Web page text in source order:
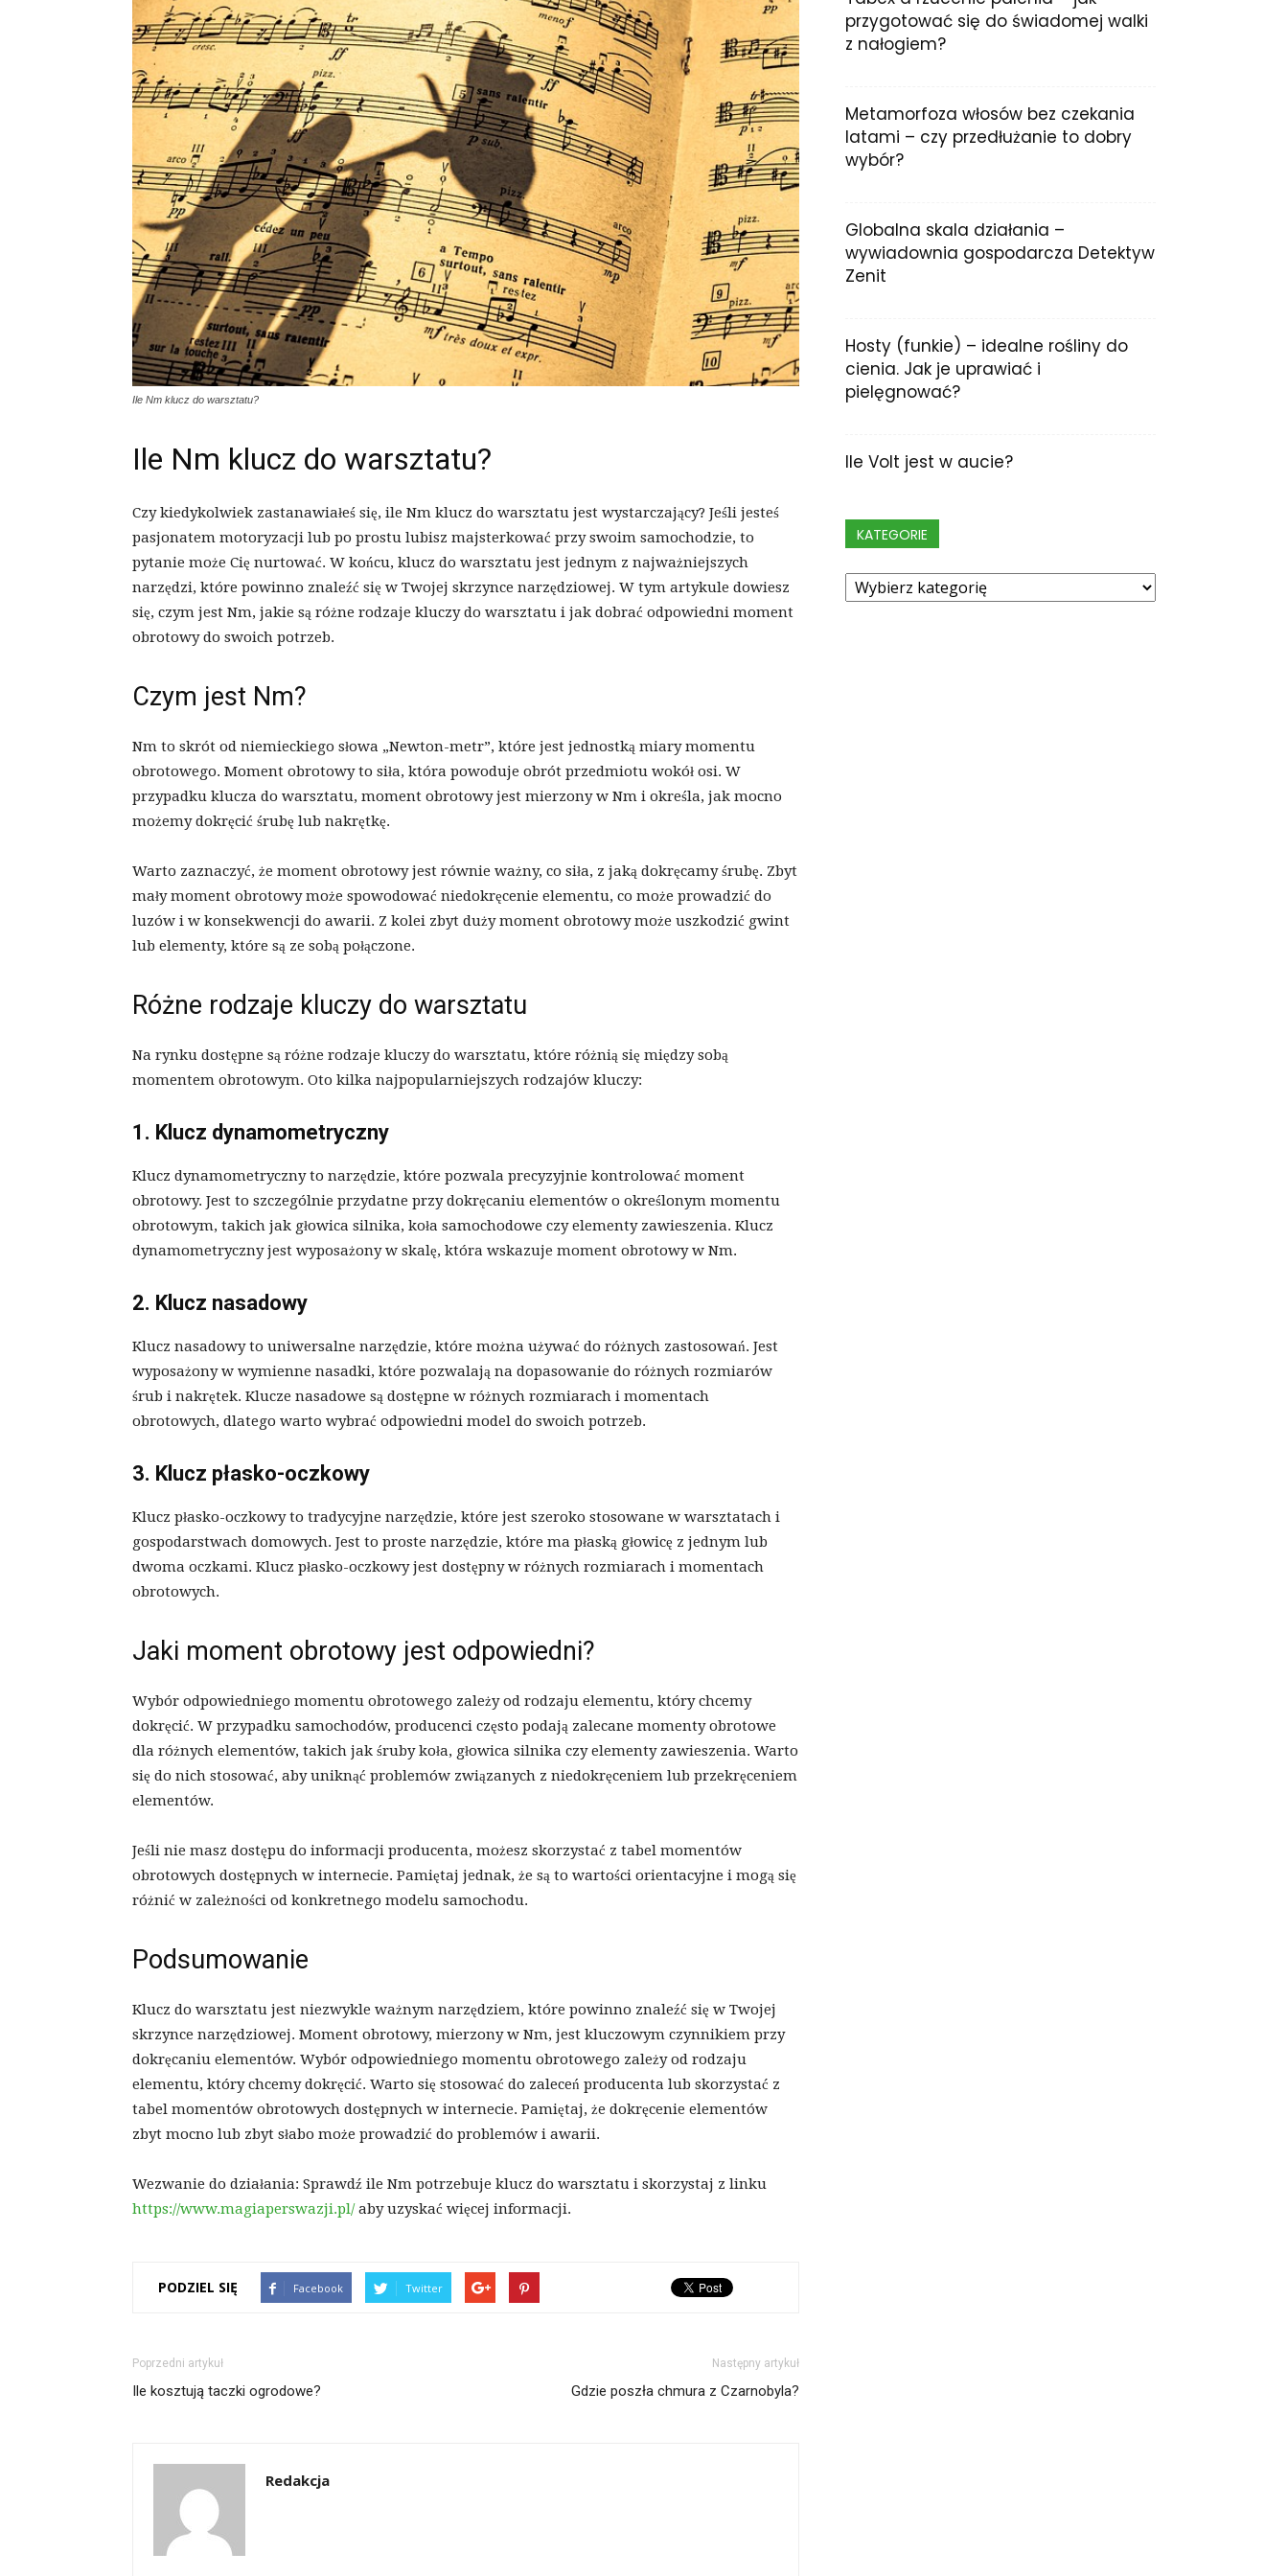
Ile Nm klucz do warsztatu?
Ile Nm klucz do warsztatu?
Czy kiedykolwiek zastanawiałeś się, ile Nm klucz do warsztatu jest wystarczający? Jeśli jesteś
pasjonatem motoryzacji lub po prostu lubisz majsterkować przy swoim samochodzie, to
pytanie może Cię nurtować. W końcu, klucz do warsztatu jest jednym z najważniejszych
narzędzi, które powinno znaleźć się w Twojej skrzynce narzędziowej. W tym artykule dowiesz
się, czym jest Nm, jakie są różne rodzaje kluczy do warsztatu i jak dobrać odpowiedni moment
obrotowy do swoich potrzeb.
Czym jest Nm?
Nm to skrót od niemieckiego słowa „Newton-metr”, które jest jednostką miary momentu
obrotowego. Moment obrotowy to siła, która powoduje obrót przedmiotu wokół osi. W
przypadku klucza do warsztatu, moment obrotowy jest mierzony w Nm i określa, jak mocno
możemy dokręcić śrubę lub nakrętkę.
Warto zaznaczyć, że moment obrotowy jest równie ważny, co siła, z jaką dokręcamy śrubę. Zbyt
mały moment obrotowy może spowodować niedokręcenie elementu, co może prowadzić do
luzów i w konsekwencji do awarii. Z kolei zbyt duży moment obrotowy może uszkodzić gwint
lub elementy, które są ze sobą połączone.
Różne rodzaje kluczy do warsztatu
Na rynku dostępne są różne rodzaje kluczy do warsztatu, które różnią się między sobą
momentem obrotowym. Oto kilka najpopularniejszych rodzajów kluczy:
1. Klucz dynamometryczny
Klucz dynamometryczny to narzędzie, które pozwala precyzyjnie kontrolować moment
obrotowy. Jest to szczególnie przydatne przy dokręcaniu elementów o określonym momentu
obrotowym, takich jak głowica silnika, koła samochodowe czy elementy zawieszenia. Klucz
dynamometryczny jest wyposażony w skalę, która wskazuje moment obrotowy w Nm.
2. Klucz nasadowy
Klucz nasadowy to uniwersalne narzędzie, które można używać do różnych zastosowań. Jest
wyposażony w wymienne nasadki, które pozwalają na dopasowanie do różnych rozmiarów
śrub i nakrętek. Klucze nasadowe są dostępne w różnych rozmiarach i momentach
obrotowych, dlatego warto wybrać odpowiedni model do swoich potrzeb.
3. Klucz płasko-oczkowy
Klucz płasko-oczkowy to tradycyjne narzędzie, które jest szeroko stosowane w warsztatach i
gospodarstwach domowych. Jest to proste narzędzie, które ma płaską głowicę z jednym lub
dwoma oczkami. Klucz płasko-oczkowy jest dostępny w różnych rozmiarach i momentach
obrotowych.
Jaki moment obrotowy jest odpowiedni?
Wybór odpowiedniego momentu obrotowego zależy od rodzaju elementu, który chcemy
dokręcić. W przypadku samochodów, producenci często podają zalecane momenty obrotowe
dla różnych elementów, takich jak śruby koła, głowica silnika czy elementy zawieszenia. Warto
się do nich stosować, aby uniknąć problemów związanych z niedokręceniem lub przekręceniem
elementów.
Jeśli nie masz dostępu do informacji producenta, możesz skorzystać z tabel momentów
obrotowych dostępnych w internecie. Pamiętaj jednak, że są to wartości orientacyjne i mogą się
różnić w zależności od konkretnego modelu samochodu.
Podsumowanie
Klucz do warsztatu jest niezwykle ważnym narzędziem, które powinno znaleźć się w Twojej
skrzynce narzędziowej. Moment obrotowy, mierzony w Nm, jest kluczowym czynnikiem przy
dokręcaniu elementów. Wybór odpowiedniego momentu obrotowego zależy od rodzaju
elementu, który chcemy dokręcić. Warto się stosować do zaleceń producenta lub skorzystać z
tabel momentów obrotowych dostępnych w internecie. Pamiętaj, że dokręcenie elementów
zbyt mocno lub zbyt słabo może prowadzić do problemów i awarii.
Wezwanie do działania: Sprawdź ile Nm potrzebuje klucz do warsztatu i skorzystaj z linku
https://www.magiaperswazji.pl/aby uzyskać więcej informacji.
PODZIEL SIĘ Facebook Twitter
Poprzedni artykuł
Ile kosztują taczki ogrodowe?
Następny artykuł
Gdzie poszła chmura z Czarnobyla?
Redakcja
przygotować się do świadomej walki
z nałogiem?
Metamorfoza włosów bez czekania
latami – czy przedłużanie to dobry
wybór?
Globalna skala działania –
wywiadownia gospodarcza Detektyw
Zenit
Hosty (funkie) – idealne rośliny do
cienia. Jak je uprawiać i
pielęgnować?
Ile Volt jest w aucie?
KATEGORIE
Kategorie